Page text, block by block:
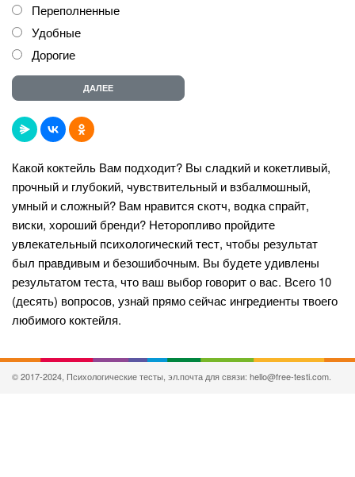
Переполненные
Удобные
Дорогие
Какой коктейль Вам подходит? Вы сладкий и кокетливый,
прочный и глубокий, чувствительный и взбалмошный,
умный и сложный? Вам нравится скотч, водка спрайт,
виски, хороший бренди? Неторопливо пройдите
увлекательный психологический тест, чтобы результат
был правдивым и безошибочным. Вы будете удивлены
результатом теста, что ваш выбор говорит о вас. Всего 10
(десять) вопросов, узнай прямо сейчас ингредиенты твоего
любимого коктейля.
© 2017-2024, Психологические тесты, эл.почта для связи: hello@free-testi.com.